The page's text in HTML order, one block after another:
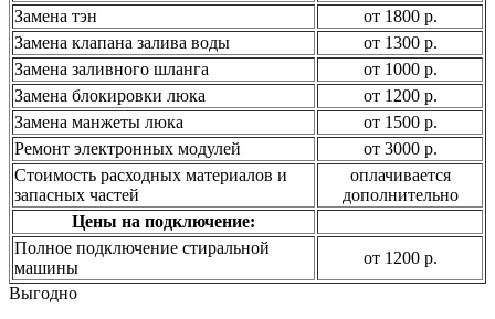
Замена тэн
от 1800 р.
Замена клапана залива воды
от 1300 р.
Замена заливного шланга
от 1000 р.
Замена блокировки люка
от 1200 р.
Замена манжеты люка
от 1500 р.
Ремонт электронных модулей
от 3000 р.
Стоимость расходных материалов и
запасных частей
оплачивается
дополнительно
Цены на подключение:
Полное подключение стиральной
машины
от 1200 р.
Выгодно